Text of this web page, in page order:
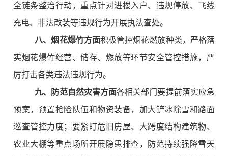
全链条整治行动，重点针对进楼入户、违规停放、飞线
充电、非法改装等违规行为开展执法查处。
八、烟花爆竹方面积极管控烟花燃放种类，严格落
实烟花爆竹经营、储存、燃放等环节安全管控措施，严
厉打击各类违法违规行为。
九、防范自然灾害方面各相关部门要提前落实应急
预案，预置抢险队伍和物资装备，加大铲冰除雪和路面
巡查管控力度；要紧盯危旧房屋、大跨度结构建筑物、
农业大棚等重点场所开展隐患排查，防范持续强降雪天